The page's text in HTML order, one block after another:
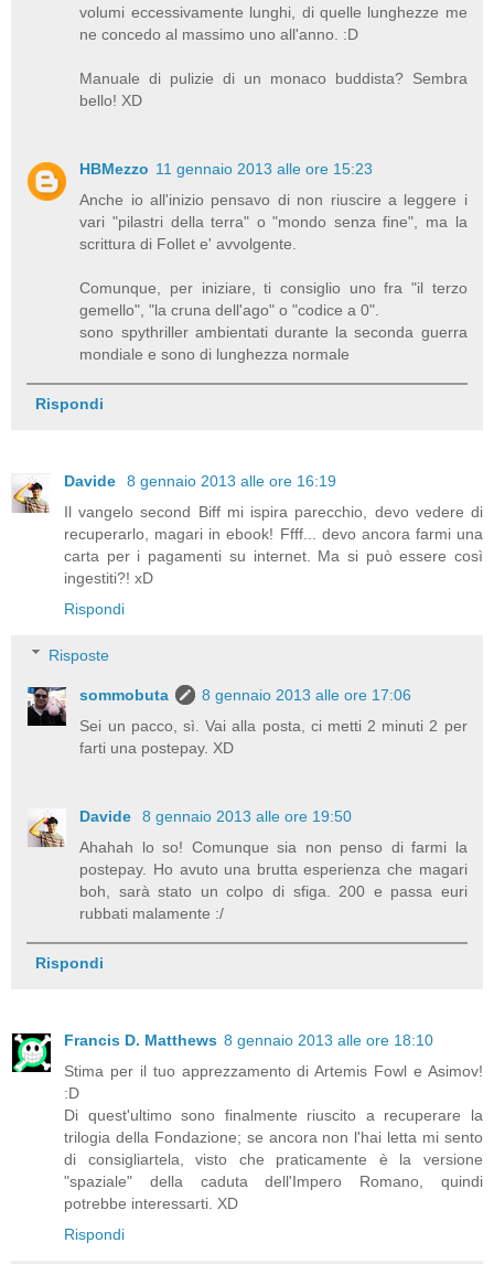
volumi eccessivamente lunghi, di quelle lunghezze me
ne concedo al massimo uno all'anno. :D
Manuale di pulizie di un monaco buddista? Sembra
bello! XD
HBMezzo 11 gennaio 2013 alle ore 15:23
Anche io all'inizio pensavo di non riuscire a leggere i
vari "pilastri della terra" o "mondo senza fine", ma la
scrittura di Follet e' avvolgente.
Comunque, per iniziare, ti consiglio uno fra "il terzo
gemello", "la cruna dell'ago" o "codice a 0".
sono spythriller ambientati durante la seconda guerra
mondiale e sono di lunghezza normale
Rispondi
Davide
8 gennaio 2013 alle ore 16:19
Il vangelo second Biff mi ispira parecchio, devo vedere di
recuperarlo, magari in ebook! Ffff... devo ancora farmi una
carta per i pagamenti su internet. Ma si può essere così
ingestiti?! xD
Rispondi
Risposte
sommobuta
8 gennaio 2013 alle ore 17:06
Sei un pacco, sì. Vai alla posta, ci metti 2 minuti 2 per
farti una postepay. XD
Davide
8 gennaio 2013 alle ore 19:50
Ahahah lo so! Comunque sia non penso di farmi la
postepay. Ho avuto una brutta esperienza che magari
boh, sarà stato un colpo di sfiga. 200 e passa euri
rubbati malamente :/
Rispondi
Francis D. Matthews 8 gennaio 2013 alle ore 18:10
Stima per il tuo apprezzamento di Artemis Fowl e Asimov!
:D
Di quest'ultimo sono finalmente riuscito a recuperare la
trilogia della Fondazione; se ancora non l'hai letta mi sento
di consigliartela, visto che praticamente è la versione
"spaziale" della caduta dell'Impero Romano, quindi
potrebbe interessarti. XD
Rispondi